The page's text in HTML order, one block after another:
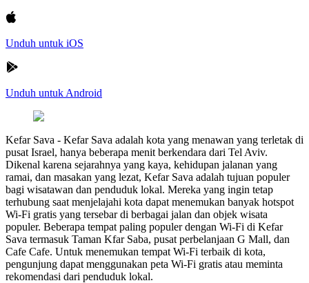
Unduh untuk iOS
Unduh untuk Android
Kefar Sava - Kefar Sava adalah kota yang menawan yang terletak di
pusat Israel, hanya beberapa menit berkendara dari Tel Aviv.
Dikenal karena sejarahnya yang kaya, kehidupan jalanan yang
ramai, dan masakan yang lezat, Kefar Sava adalah tujuan populer
bagi wisatawan dan penduduk lokal. Mereka yang ingin tetap
terhubung saat menjelajahi kota dapat menemukan banyak hotspot
Wi-Fi gratis yang tersebar di berbagai jalan dan objek wisata
populer. Beberapa tempat paling populer dengan Wi-Fi di Kefar
Sava termasuk Taman Kfar Saba, pusat perbelanjaan G Mall, dan
Cafe Cafe. Untuk menemukan tempat Wi-Fi terbaik di kota,
pengunjung dapat menggunakan peta Wi-Fi gratis atau meminta
rekomendasi dari penduduk lokal.